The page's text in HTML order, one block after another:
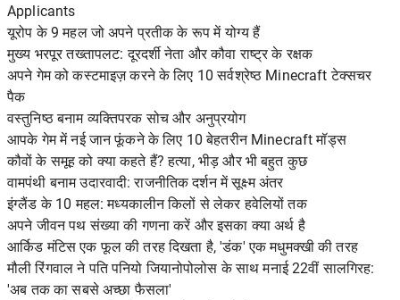
Applicants
यूरोप के 9 महल जो अपने प्रतीक के रूप में योग्य हैं
मुख्य भरपूर तख्तापलट: दूरदर्शी नेता और कौवा राष्ट्र के रक्षक
अपने गेम को कस्टमाइज़ करने के लिए 10 सर्वश्रेष्ठ Minecraft टेक्सचर
पैक
वस्तुनिष्ठ बनाम व्यक्तिपरक सोच और अनुप्रयोग
आपके गेम में नई जान फूंकने के लिए 10 बेहतरीन Minecraft मॉड्स
कौवों के समूह को क्या कहते हैं? हत्या, भीड़ और भी बहुत कुछ
वामपंथी बनाम उदारवादी: राजनीतिक दर्शन में सूक्ष्म अंतर
इंग्लैंड के 10 महल: मध्यकालीन किलों से लेकर हवेलियों तक
अपने जीवन पथ संख्या की गणना करें और इसका क्या अर्थ है
आर्किड मंटिस एक फूल की तरह दिखता है, 'डंक' एक मधुमक्खी की तरह
मौली रिंगवाल ने पति पनियो जियानोपोलोस के साथ मनाई 22वीं सालगिरह:
'अब तक का सबसे अच्छा फैसला'